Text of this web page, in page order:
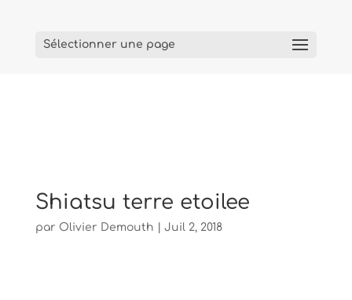
Sélectionner une page
Shiatsu terre etoilee
par Olivier Demouth Juil 2, 2018